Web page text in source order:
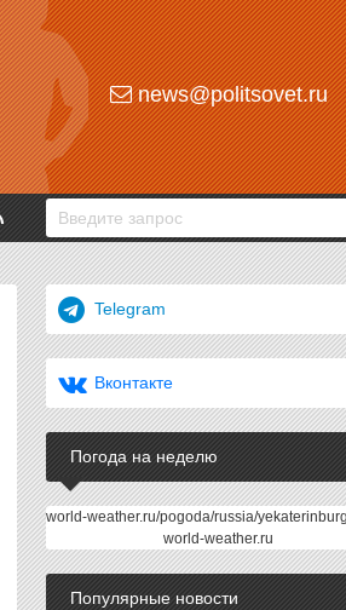
news@politsovet.ru
Telegram
Вконтакте
Погода на неделю
world-weather.ru
Популярные новости